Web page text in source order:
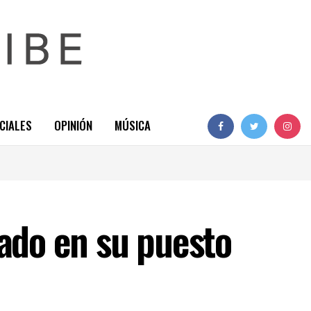
OPINIÓN MÚSICA
en su puesto